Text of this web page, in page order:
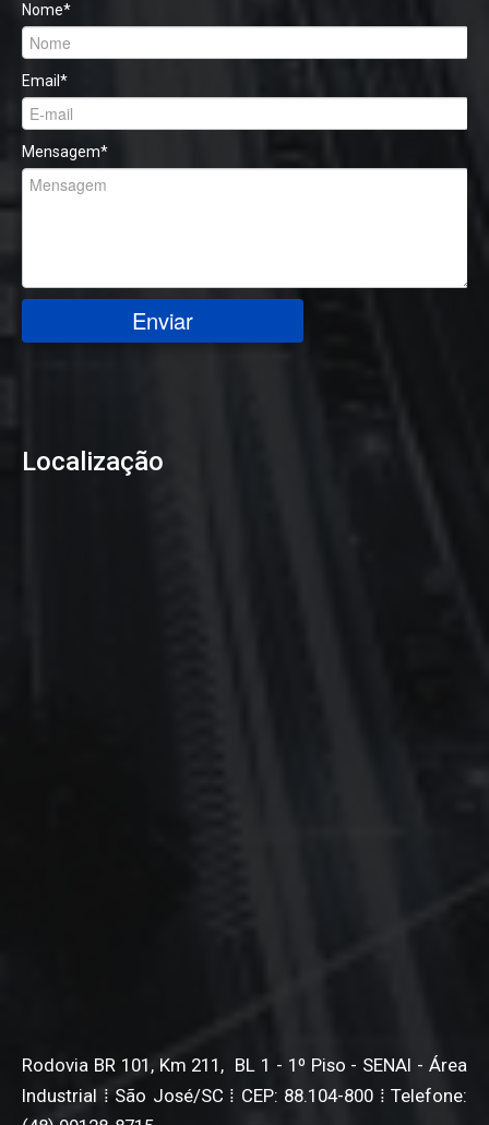
Nome*
Email*
Mensagem*
Enviar
Localização
Rodovia BR 101, Km 211, BL 1 - 1º Piso - SENAI - Área
Industrial ⁞ São José/SC ⁞ CEP: 88.104-800 ⁞ Telefone: